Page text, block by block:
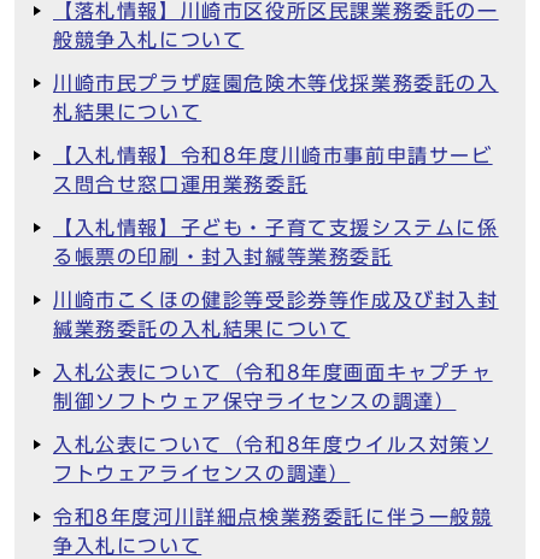
【落札情報】川崎市区役所区民課業務委託の一
般競争入札について
川崎市民プラザ庭園危険木等伐採業務委託の入
札結果について
【入札情報】令和8年度川崎市事前申請サービ
ス問合せ窓口運用業務委託
【入札情報】子ども・子育て支援システムに係
る帳票の印刷・封入封緘等業務委託
川崎市こくほの健診等受診券等作成及び封入封
緘業務委託の入札結果について
入札公表について（令和8年度画面キャプチャ
制御ソフトウェア保守ライセンスの調達）
入札公表について（令和8年度ウイルス対策ソ
フトウェアライセンスの調達）
令和8年度河川詳細点検業務委託に伴う一般競
争入札について